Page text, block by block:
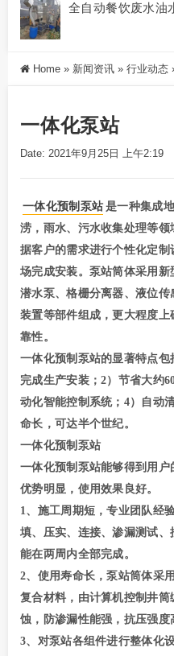
全自动餐饮废水油
Home » 新闻资讯 » 行业动态
一体化泵站
Date: 2021年9月25日 上午2:19
一体化预制泵站 是一种集成
涝，雨水、污水收集处理等
据客户的需求进行个性化定
场完成安装。泵站筒体采用
潜水泵、格栅分离器、液位
装置等部件组成，更大程度
靠性。
一体化预制泵站的显著特点
完成生产安装；2）节省大约
动化智能控制系统；4）自动
命长，可达半个世纪。
一体化预制泵站
一体化预制泵站能够得到用
优势明显，使用效果良好。
1、施工周期短，专业团队经
填、压实、连接、渗漏测试
能在两周内全部完成。
2、使用寿命长，泵站筒体采
复合材料，由计算机控制井
蚀，防渗漏性能强，抗压强度
3、对泵站各组件进行整体化